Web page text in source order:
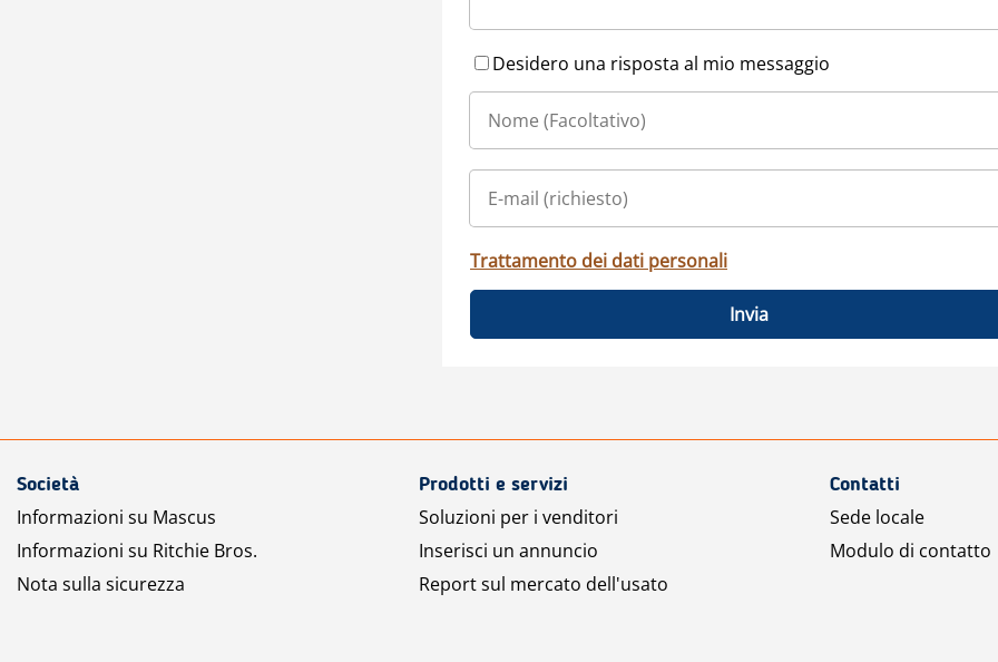
Desidero una risposta al mio messaggio
Trattamento dei dati personali
Invia
Società
Informazioni su Mascus
Informazioni su Ritchie Bros.
Nota sulla sicurezza
Prodotti e servizi
Soluzioni per i venditori
Inserisci un annuncio
Report sul mercato dell'usato
Contatti
Sede locale
Modulo di contatto